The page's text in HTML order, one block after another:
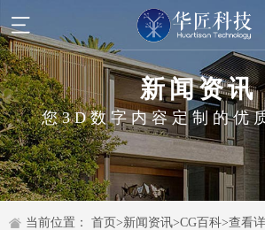
新闻资讯
您3D数字内容定制的优
当前位置： 首页>新闻资讯>CG百科>查看